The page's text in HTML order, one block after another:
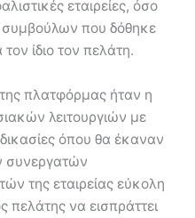
εταιρείες, όσο
συμβούλων που δόθηκε
ίδιο τον πελάτη.
πλατφόρμας ήταν η
λειτουργιών με
όπου θα έκαναν
συνεργατών
της εταιρείας εύκολη
πελάτης να εισπράττει